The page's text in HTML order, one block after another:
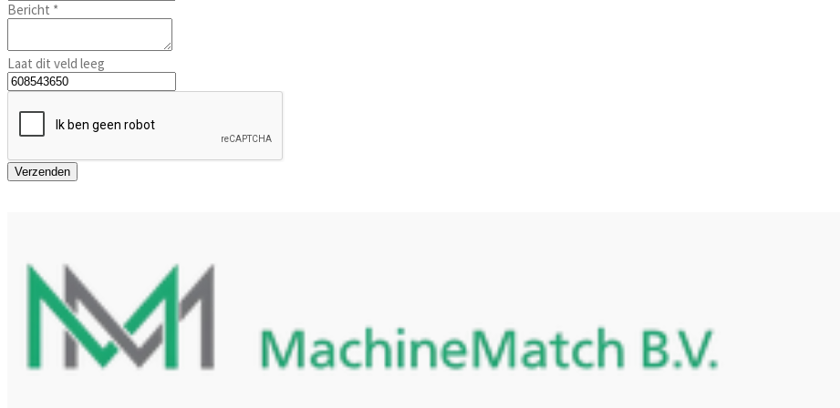
Bericht *
Laat dit veld leeg
Verzenden